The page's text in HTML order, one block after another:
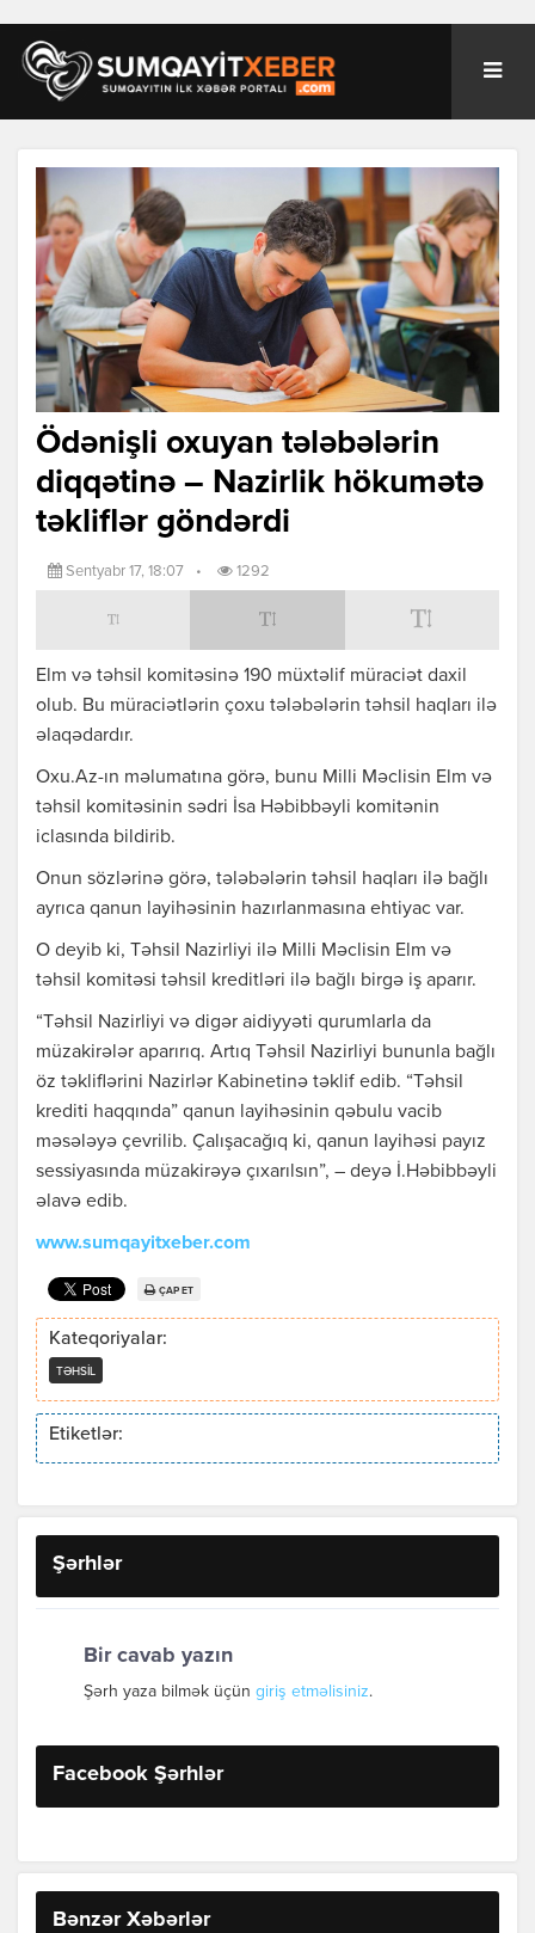
Ödənişli oxuyan tələbələrin
diqqətinə – Nazirlik hökumətə
təkliflər göndərdi
Sentyabr 17, 18:07 • 1292
Elm və təhsil komitəsinə 190 müxtəlif müraciət daxil
olub. Bu müraciətlərin çoxu tələbələrin təhsil haqları ilə
əlaqədardır.
Oxu.Az-ın məlumatına görə, bunu Milli Məclisin Elm və
təhsil komitəsinin sədri İsa Həbibbəyli komitənin
iclasında bildirib.
Onun sözlərinə görə, tələbələrin təhsil haqları ilə bağlı
ayrıca qanun layihəsinin hazırlanmasına ehtiyac var.
O deyib ki, Təhsil Nazirliyi ilə Milli Məclisin Elm və
təhsil komitəsi təhsil kreditləri ilə bağlı birgə iş aparır.
“Təhsil Nazirliyi və digər aidiyyəti qurumlarla da
müzakirələr aparırıq. Artıq Təhsil Nazirliyi bununla bağlı
öz təkliflərini Nazirlər Kabinetinə təklif edib. “Təhsil
krediti haqqında” qanun layihəsinin qəbulu vacib
məsələyə çevrilib. Çalışacağıq ki, qanun layihəsi payız
sessiyasında müzakirəyə çıxarılsın”, – deyə İ.Həbibbəyli
əlavə edib.
www.sumqayitxeber.com
ÇAP ET
Kateqoriyalar:
TƏHSIL
Etiketlər:
Şərhlər
Bir cavab yazın
Şərh yaza bilmək üçün giriş etməlisiniz.
Facebook Şərhlər
Bənzər Xəbərlər